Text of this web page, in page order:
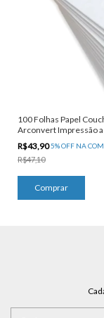
100 Folhas Papel
Arconvert Impressão
R$43,905% OFF NA
R$47,10